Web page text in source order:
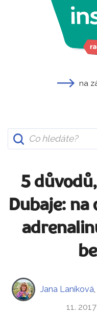
na
5
Dubaje: na
Jana Laníková
11.